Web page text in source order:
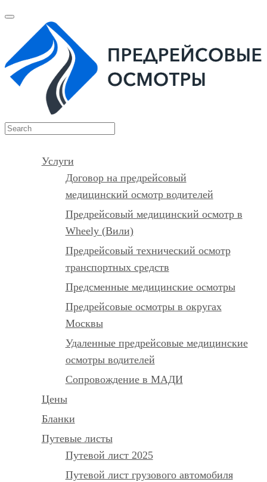
Услуги
Договор на предрейсовый
медицинский осмотр водителей
Предрейсовый медицинский осмотр в
Wheely (Вили)
Предрейсовый технический осмотр
транспортных средств
Предсменные медицинские осмотры
Предрейсовые осмотры в округах
Москвы
Удаленные предрейсовые медицинские
осмотры водителей
Сопровождение в МАДИ
Цены
Бланки
Путевые листы
Путевой лист 2025
Путевой лист грузового автомобиля